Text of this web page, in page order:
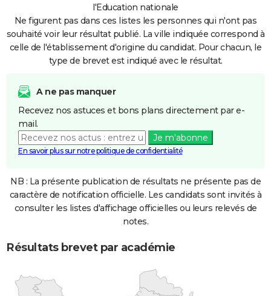
l'Education nationale
Ne figurent pas dans ces listes les personnes qui n'ont pas
souhaité voir leur résultat publié. La ville indiquée correspond à
celle de l'établissement d'origine du candidat. Pour chacun, le
type de brevet est indiqué avec le résultat.
A ne pas manquer
Recevez nos astuces et bons plans directement par e-
mail.
Je m'abonne
En savoir plus sur notre politique de confidentialité
NB : La présente publication de résultats ne présente pas de
caractère de notification officielle. Les candidats sont invités à
consulter les listes d'affichage officielles ou leurs relevés de
notes.
Résultats brevet par académie